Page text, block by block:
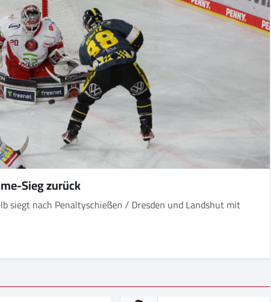
Sieg zurück
siegt nach Penaltyschießen / Dresden und Landshut mit